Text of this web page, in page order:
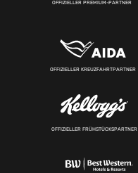
OFFIZIELLER PREMIUM-PARTNER
OFFIZIELLER KREUZFAHRTPARTNER
OFFIZIELLER FRÜHSTÜCKSPARTNER